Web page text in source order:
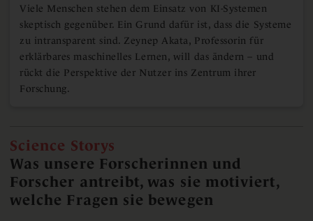
Viele Menschen stehen dem Einsatz von KI-Systemen
skeptisch gegenüber. Ein Grund dafür ist, dass die Systeme
zu intransparent sind. Zeynep Akata, Professorin für
erklärbares maschinelles Lernen, will das ändern – und
rückt die Perspektive der Nutzer ins Zentrum ihrer
Forschung.
Science Storys
Was unsere Forscherinnen und
Forscher antreibt, was sie motiviert,
welche Fragen sie bewegen